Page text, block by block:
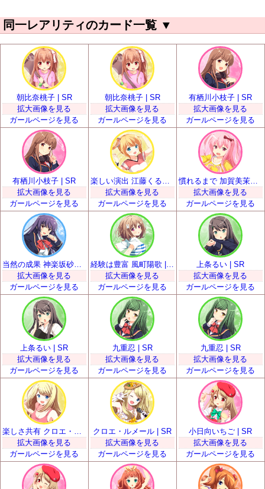
同一レアリティのカード一覧 ▼
朝比奈桃子 | SR
拡大画像を見る
ガールページを見る
朝比奈桃子 | SR
拡大画像を見る
ガールページを見る
有栖川小枝子 | SR
拡大画像を見る
ガールページを見る
有栖川小枝子 | SR
拡大画像を見る
ガールページを見る
拡大画像を見る
ガールページを見る
慣れるまで 加賀美茉莉 | SR
拡大画像を見る
ガールページを見る
拡大画像を見る
ガールページを見る
経験は豊富 風町陽歌 | SR
拡大画像を見る
ガールページを見る
上条るい | SR
拡大画像を見る
ガールページを見る
上条るい | SR
拡大画像を見る
ガールページを見る
九重忍 | SR
拡大画像を見る
ガールページを見る
九重忍 | SR
拡大画像を見る
ガールページを見る
拡大画像を見る
ガールページを見る
クロエ・ルメール | SR
拡大画像を見る
ガールページを見る
小日向いちご | SR
拡大画像を見る
ガールページを見る